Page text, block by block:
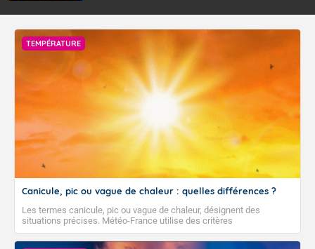
TEMPÉRATURE
Canicule, pic ou vague de chaleur : quelles différences ?
Les termes canicule, pic ou vague de chaleur, désignent des
situations précises. Météo-France utilise des critères
climatologiques pour évaluer et qualifier les épisodes de chaleur qui
peuvent avoir des impacts sanitaires et socio-économiques